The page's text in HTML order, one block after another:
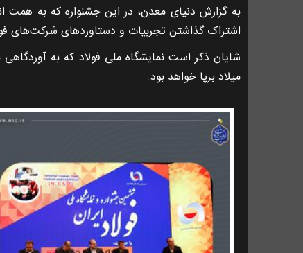
به گزارش دنیای معدن، در این جشنواره که به همت
اشتراک گذاشتن تجربیات و دستاوردهای شرکت‌های
میلاد برپا خواهد بود.